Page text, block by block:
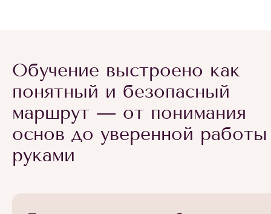
Обучение выстроено как
понятный и безопасный
маршрут — от понимания
основ до уверенной работы
руками